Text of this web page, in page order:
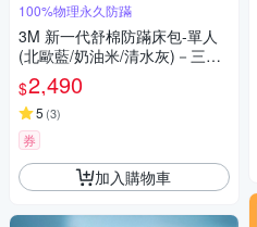
100%物理永久防蹣
3M 新一代舒棉防蹣床包-單人
(北歐藍/奶油米/清水灰)－三色
任選
$2,490
5 (3)
券
加入購物車